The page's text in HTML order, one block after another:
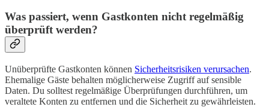
Was passiert, wenn Gastkonten nicht regelmäßig
überprüft werden?
Unüberprüfte Gastkonten können Sicherheitsrisiken verursachen.
Ehemalige Gäste behalten möglicherweise Zugriff auf sensible
Daten. Du solltest regelmäßige Überprüfungen durchführen, um
veraltete Konten zu entfernen und die Sicherheit zu gewährleisten.